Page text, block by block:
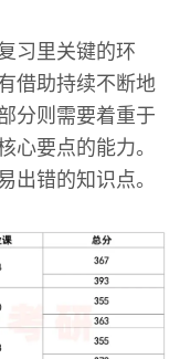
习里关键的环
借助持续不断地
分则需要着重于
心要点的能力。
出错的知识点。